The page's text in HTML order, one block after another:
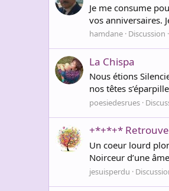
Je me consume
vos anniversaires.
hamdane Discussion
La Chispa
Nous étions
nos têtes
poesiedesrues
+*+*+*
Un coeur lourd
Noirceur d’une
jesuisperdu